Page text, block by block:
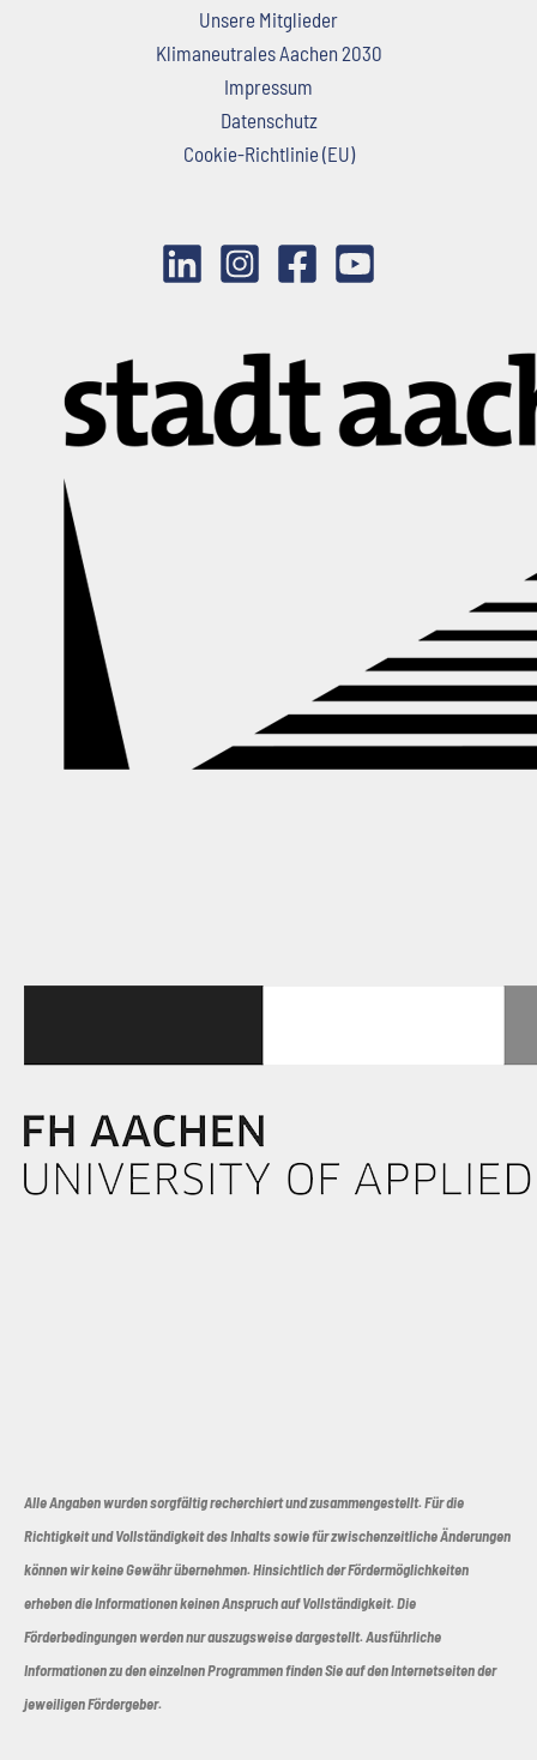
Unsere Mitglieder
Klimaneutrales Aachen 2030
Impressum
Datenschutz
Cookie-Richtlinie (EU)
Alle Angaben wurden sorgfältig recherchiert und zusammengestellt. Für die
Richtigkeit und Vollständigkeit des Inhalts sowie für zwischenzeitliche Änderungen
können wir keine Gewähr übernehmen. Hinsichtlich der Fördermöglichkeiten
erheben die Informationen keinen Anspruch auf Vollständigkeit. Die
Förderbedingungen werden nur auszugsweise dargestellt. Ausführliche
Informationen zu den einzelnen Programmen finden Sie auf den Internetseiten der
jeweiligen Fördergeber.